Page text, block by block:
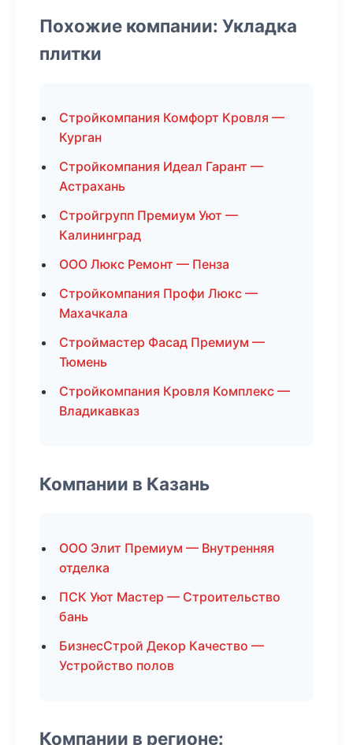
Похожие компании: Укладка
плитки
Стройкомпания Комфорт Кровля —
Курган
Стройкомпания Идеал Гарант —
Астрахань
Стройгрупп Премиум Уют —
Калининград
ООО Люкс Ремонт — Пенза
Стройкомпания Профи Люкс —
Махачкала
Строймастер Фасад Премиум —
Тюмень
Стройкомпания Кровля Комплекс —
Владикавказ
Компании в Казань
ООО Элит Премиум — Внутренняя
отделка
ПСК Уют Мастер — Строительство
бань
БизнесСтрой Декор Качество —
Устройство полов
Компании в регионе: